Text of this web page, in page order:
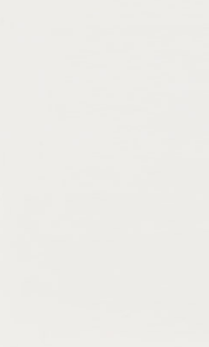
人資料，並將交易相關給付款項請
下網址：
理人或監護人之同意方可使用
者引起之損失，本公司不負相關責
據個別帳號之用戶狀況，依本公司
額度不足之情形，本公司將視審查
資訊註冊。若發現惡意使用之情
該用戶之使用額度並採取法律行
)免運費
)免運費
)免運費